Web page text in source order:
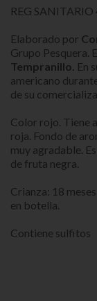
REG SANITARIO
Elaborado por
Grupo Pesquera.
Tempranillo. En
americano
de su
Color rojo. Tiene
roja. Fondo de
muy agradable. E
de fruta negra.
Crianza: 18
en botella.
Contiene sulfitos